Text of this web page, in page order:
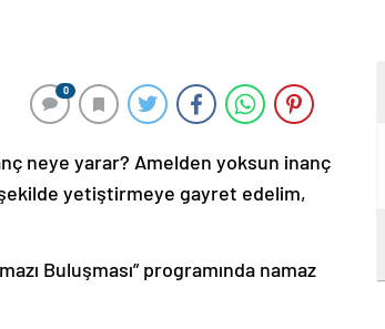
0
neye yarar? Amelden yoksun inanç
yetiştirmeye gayret edelim,
Buluşması” programında namaz